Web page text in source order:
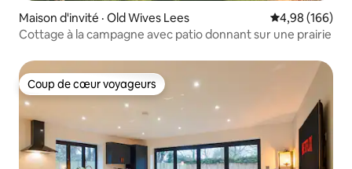
Maison d'invité · Old Wives Lees Note
4,98 (166)
Cottage à la campagne avec patio donnant sur une prairie
Coup de cœur voyageurs
Coup de cœur voyageurs